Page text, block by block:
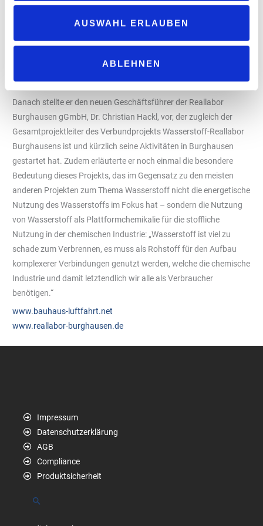
AUSWAHL ERLAUBEN
ABLEHNEN
die Projektteilnehmer und insb. die Vertreterin des BMBF und des
Projektträgers Jülich. Zudem betonte er die besondere Bedeutung
dieses Projekts für die Transformation des Chemiestandortes
der mehr als zweijährigen Projektvorarbeit nun endlich der
Startschuss erfolgen kann.
Danach stellte er den neuen Geschäftsführer der Reallabor
Burghausen gGmbH, Dr. Christian Hackl, vor, der zugleich der
Gesamtprojektleiter des Verbundprojekts Wasserstoff-Reallabor
Burghausens ist und kürzlich seine Aktivitäten in Burghausen
gestartet hat. Zudem erläuterte er noch einmal die besondere
Bedeutung dieses Projekts, das im Gegensatz zu den meisten
anderen Projekten zum Thema Wasserstoff nicht die energetische
Nutzung des Wasserstoffs im Fokus hat – sondern die Nutzung
von Wasserstoff als Plattformchemikalie für die stoffliche
Nutzung in der chemischen Industrie: „Wasserstoff ist viel zu
schade zum Verbrennen, es muss als Rohstoff für den Aufbau
komplexerer Verbindungen genutzt werden, welche die chemische
Industrie und damit letztendlich wir alle als Verbraucher
benötigen.“
www.bauhaus-luftfahrt.net
www.reallabor-burghausen.de
Impressum
Datenschutzerklärung
AGB
Compliance
Produktsicherheit
Suchen